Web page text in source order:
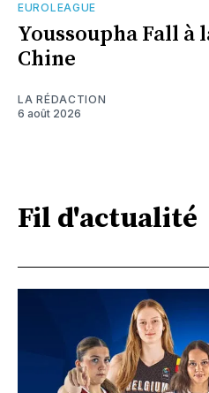
EUROLEAGUE
Youssoupha Fall à
Chine
LA RÉDACTION
6 août 2026
Fil d'actualité